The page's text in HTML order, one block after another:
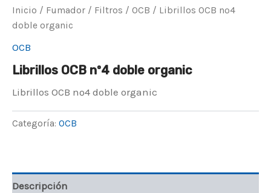
Inicio / Fumador / Filtros / OCB / Librillos OCB nº4
doble organic
OCB
Librillos OCB nº4 doble organic
Librillos OCB nº4 doble organic
Categoría: OCB
Descripción